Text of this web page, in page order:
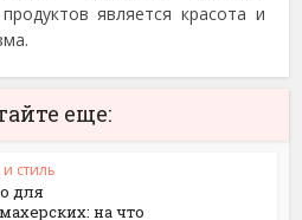
является красота и
еще:
стиль
для
на что